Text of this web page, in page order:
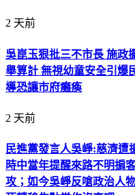
2 天前
吳崑玉狠批三不市長 施政
舉算計 無視幼童安全引爆
導恐讓市府癱瘓
2 天前
民進黨發言人吳崢:慈濟遭
時中當年提醒來路不明掮
攻；如今吳崢反嗆政治人